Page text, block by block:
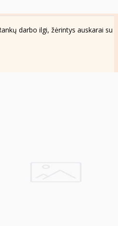
darbo ilgi, žėrintys auskarai su